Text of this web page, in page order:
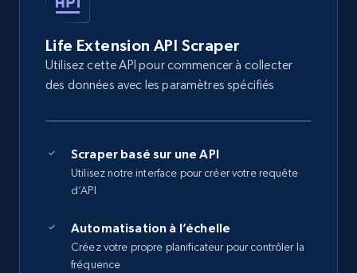
Life Extension API Scraper
Utilisez cette API pour commencer à collecter
des données avec les paramètres spécifiés
Scraper basé sur une API
Utilisez notre interface pour créer votre requête
d’API
Automatisation à l’échelle
Créez votre propre planificateur pour contrôler la
fréquence